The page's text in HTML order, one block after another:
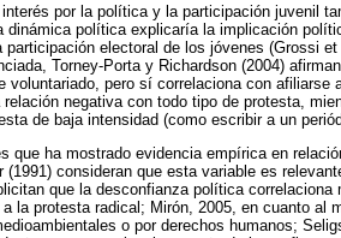
interés por la política y la participación juvenil
dinámica política explicaría la implicación
electoral de los jóvenes (Grossi
Torney-Porta y Richardson (2004)
voluntariado, pero sí correlaciona con
negativa con todo tipo de protesta,
de baja intensidad (como escribir a un
que ha mostrado evidencia empírica en
(1991) consideran que esta variable es
que la desconfianza política
a la protesta radical; Mirón, 2005, en cuanto
o por derechos humanos;